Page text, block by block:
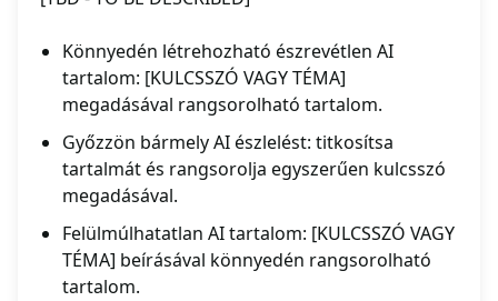
Könnyedén létrehozható észrevétlen AI
tartalom: [KULCSSZÓ VAGY TÉMA]
megadásával rangsorolható tartalom.
Győzzön bármely AI észlelést: titkosítsa
tartalmát és rangsorolja egyszerűen kulcsszó
megadásával.
Felülmúlhatatlan AI tartalom: [KULCSSZÓ VAGY
TÉMA] beírásával könnyedén rangsorolható
tartalom.